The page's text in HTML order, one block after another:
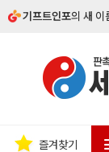
기프트인포의 새 이
즐겨찾기